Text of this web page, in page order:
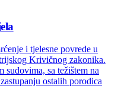
i tjelesne povrede u
Krivičnog zakonika.
sa težištem na
ostalih porodica